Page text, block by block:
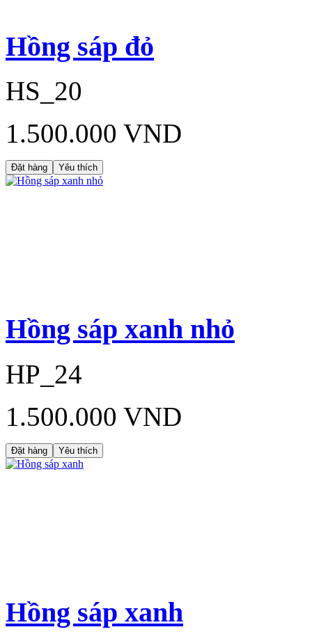
Hồng sáp đỏ
HS_20
1.500.000 VND
Đặt hàng Yêu thích
Hồng sáp xanh nhỏ
HP_24
1.500.000 VND
Đặt hàng Yêu thích
Hồng sáp xanh